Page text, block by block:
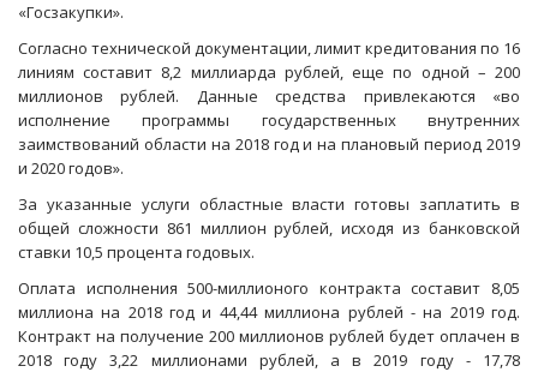
«Госзакупки».
Согласно технической документации, лимит кредитования по 16
линиям составит 8,2 миллиарда рублей, еще по одной – 200
миллионов рублей. Данные средства привлекаются «во
исполнение программы государственных внутренних
заимствований области на 2018 год и на плановый период 2019
и 2020 годов».
За указанные услуги областные власти готовы заплатить в
общей сложности 861 миллион рублей, исходя из банковской
ставки 10,5 процента годовых.
Оплата исполнения 500-миллионого контракта составит 8,05
миллиона на 2018 год и 44,44 миллиона рублей - на 2019 год.
Контракт на получение 200 миллионов рублей будет оплачен в
2018 году 3,22 миллионами рублей, а в 2019 году - 17,78